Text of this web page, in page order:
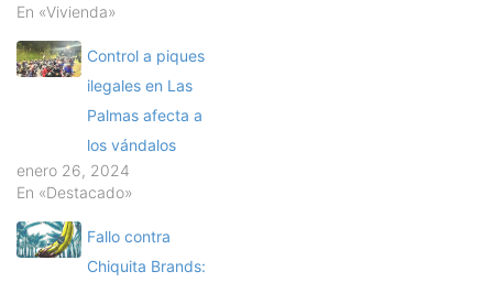
En «Vivienda»
Control a piques
ilegales en Las
Palmas afecta a
los vándalos
enero 26, 2024
En «Destacado»
Fallo contra
Chiquita Brands: